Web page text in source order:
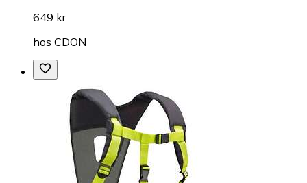
649 kr
hos CDON